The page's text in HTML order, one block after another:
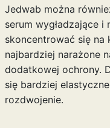
Jedwab można
serum wygładzające i
skoncentrować się na
najbardziej narażone
dodatkowej ochrony.
się bardziej
rozdwojenie.